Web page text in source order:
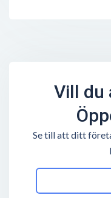
Vill du
Se till att ditt